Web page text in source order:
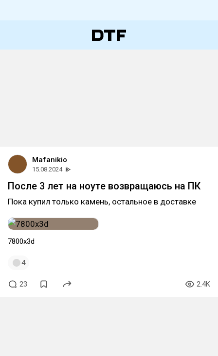
Mafanikio
15.08.2024
После 3 лет на ноуте возвращаюсь на ПК
Пока купил только камень, остальное в доставке
7800x3d
4
23 2.4K